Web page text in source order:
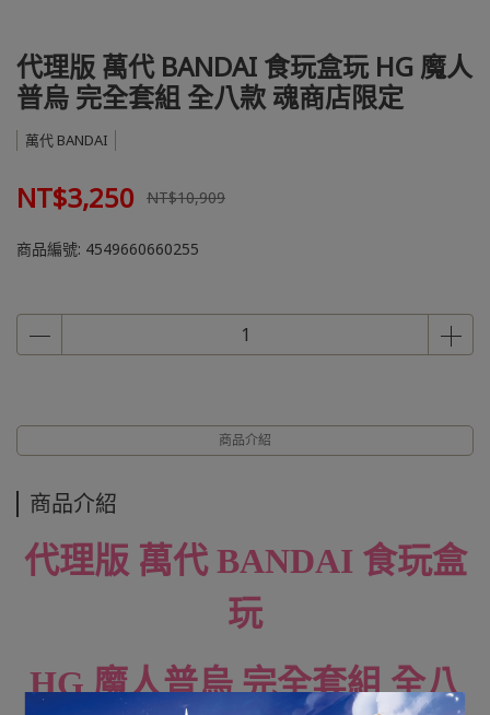
代理版 萬代 BANDAI 食玩盒玩 HG 魔人
普烏 完全套組 全八款 魂商店限定
萬代 BANDAI
NT$3,250 NT$10,909
商品編號: 4549660660255
商品介紹
商品介紹
代理版 萬代 BANDAI 食玩盒
玩
HG 魔人普烏 完全套組 全八